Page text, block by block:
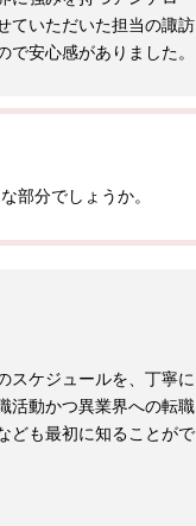
ていただいた担当の諏訪
安心感がありました。
部分でしょうか。
スケジュールを、丁寧に
活動かつ異業界への転職
ども最初に知ることがで